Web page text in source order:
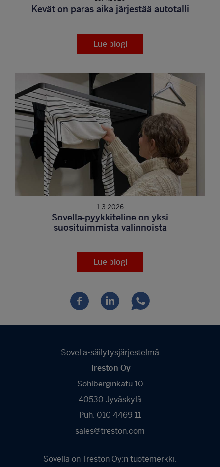
Kevät on paras aika järjestää autotalli
Lue blogi
1.3.2026
Sovella-pyykkiteline on yksi
suosituimmista valinnoista
Lue blogi
Sovella-säilytysjärjestelmä
Treston Oy
Sohlberginkatu 10
40530 Jyväskylä
Puh. 010 4469 11
sales@treston.com
Sovella on Treston Oy:n tuotemerkki.